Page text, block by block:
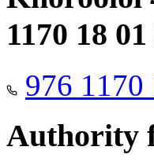
1170 18
976 1170
Authority